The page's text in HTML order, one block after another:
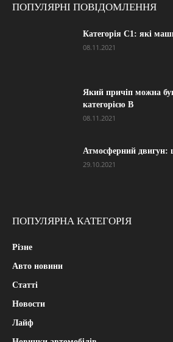
ПОПУЛЯРНІ ПОВІДОМЛЕННЯ
Категорія С1: які
08.11.2021
Який причіп можна
категорією В
08.11.2021
Атмосферний двигун:
29.10.2021
ПОПУЛЯРНА КАТЕГОРІЯ
Різне
Авто новини
Статті
Новости
Лайф